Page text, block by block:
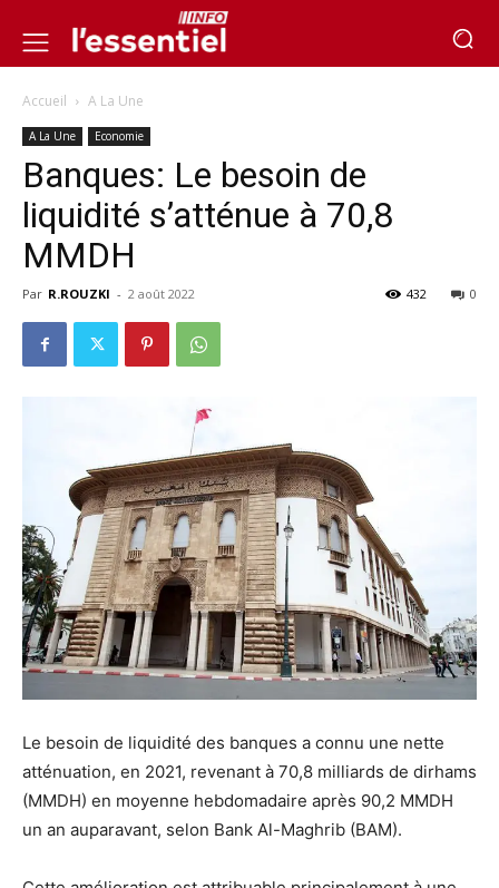
Accueil A La Une
A La Une Economie
Banques: Le besoin de
liquidité s’atténue à 70,8
MMDH
Par R.ROUZKI - 2 août 2022 0
432
Le besoin de liquidité des banques a connu une nette
atténuation, en 2021, revenant à 70,8 milliards de dirhams
(MMDH) en moyenne hebdomadaire après 90,2 MMDH
un an auparavant, selon Bank Al-Maghrib (BAM).